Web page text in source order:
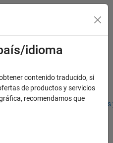
Oficinas locales
idioma
contenido traducido, si
de productos y servicios
recomendamos que